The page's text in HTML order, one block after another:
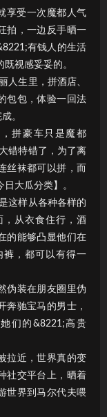
享受一次魔都人气
拍，一边反手晒一
有钱人的生活
视感妥妥的。
人生里，拼酒店、
包包，体验一回法
。
拼豪车只是魔都
错特错了，为了离
丝袜都可以拼，而
大瓜分类】。
这样从各种各样的
，从衣食住行，酒
的能够凸显他们在
裤，都可以有得一
伪装在朋友圈里伪
奔驰宝马的男士，
们的&8221;高贵
拉近，世界真的变
社交平台上，晒着
世界到马尔代夫喂